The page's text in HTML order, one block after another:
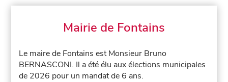
Mairie de Fontains
Le maire de Fontains est Monsieur Bruno
BERNASCONI. Il a été élu aux élections municipales
de 2026 pour un mandat de 6 ans.